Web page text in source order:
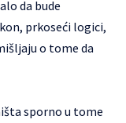
da bude
prkoseći logici,
o tome da
sporno u tome